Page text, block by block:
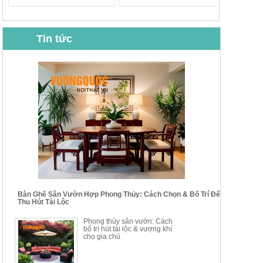
BỘ BÀN GHẾ CAFE NHẬP
KHẨU CAO CẤP HOY7006
Mã sp: BT135
14.178.750đ
24.700.000đ
BỘ BÀN TRÀ GỖ TỰ NHIÊN
PHONG CÁCH TRUNG HOA
KIỂU MỚI...
Mã sp: BT138.80
20.250.000đ
39.150.000đ
BỘ BÀN TRÀ GỖ PHONG
CÁCH MỚI KẾT HỢP KHAY
NHÚNG TRÀ YDX
Mã sp: BT150.46
17.617.500đ
BỘ BÀN GHẾ CAFE KIỂU
DÁNG ĐƠN GIẢN HIỆN ĐẠI
HOY8010
Tin tức
Bàn Ghế Sân Vườn Hợp Phong Thủy: Cách Chọn & Bố Trí Để
Thu Hút Tài Lộc
Phong thủy sân vườn: Cách
bố trí hút tài lộc & vượng khí
cho gia chủ